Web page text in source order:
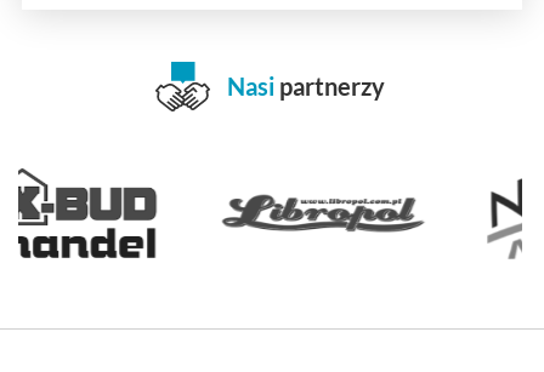
Nasi partnerzy